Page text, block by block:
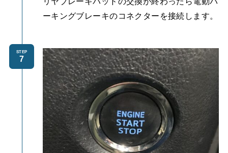
ーキングブレーキのコネクターを接続します。
STEP